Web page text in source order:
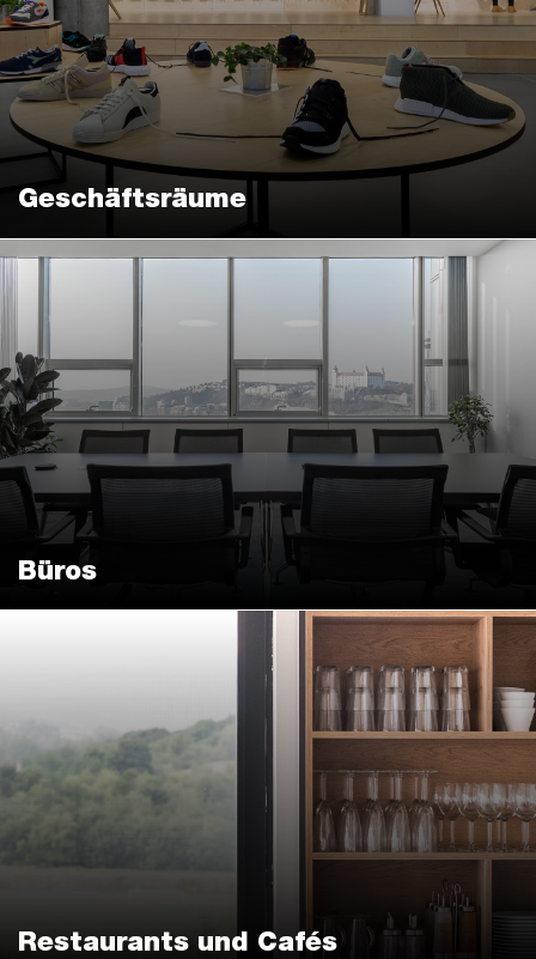
Geschäftsräume
Büros
Restaurants und Cafés